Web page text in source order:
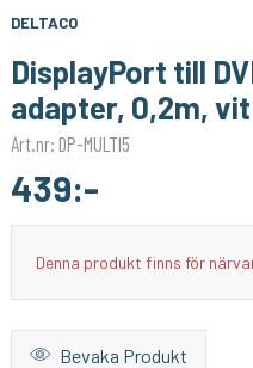
DELTACO
DisplayPort till
adapter, 0,2m, vit
Art.nr: DP-MULTI5
439:-
Denna produkt finns för
Bevaka Produkt